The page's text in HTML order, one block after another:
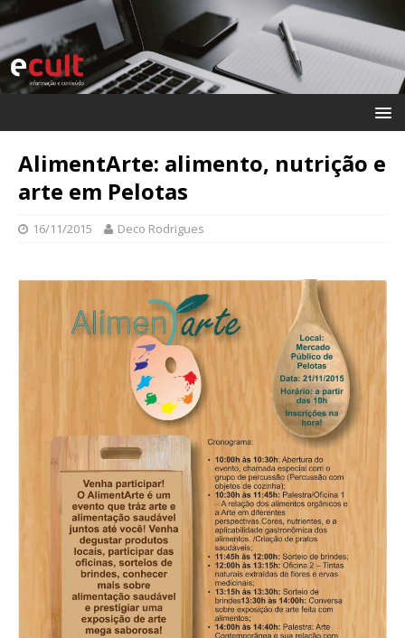
AlimentArte: alimento, nutrição e
arte em Pelotas
16/11/2015 Deco Rodrigues